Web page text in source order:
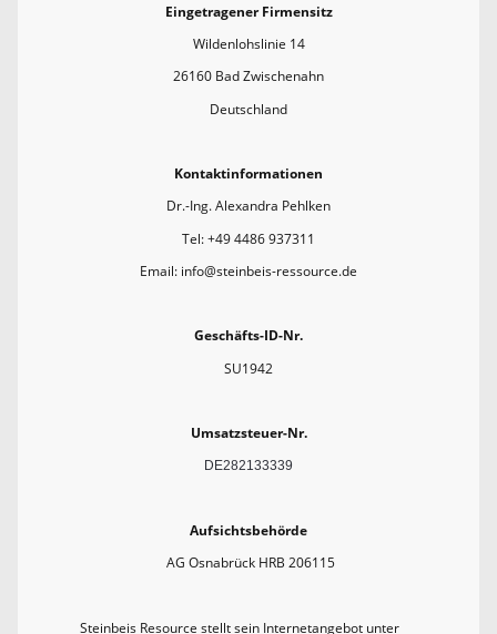
Eingetragener Firmensitz
Wildenlohslinie 14
26160 Bad Zwischenahn
Deutschland
Kontaktinformationen
Dr.-Ing. Alexandra Pehlken
Tel: +49 4486 937311
Email: info@steinbeis-ressource.de
Geschäfts-ID-Nr.
SU1942
Umsatzsteuer-Nr.
DE282133339
Aufsichtsbehörde
AG Osnabrück HRB 206115
Steinbeis Resource stellt sein Internetangebot unter